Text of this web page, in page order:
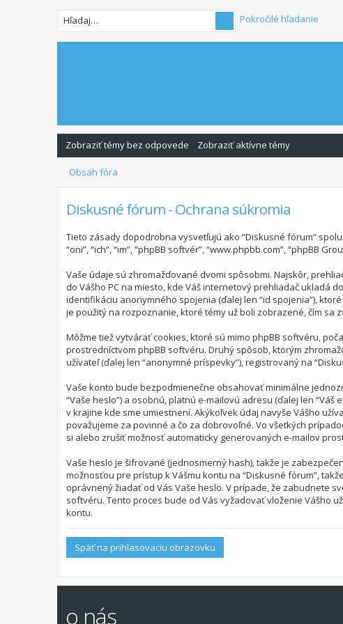
Pokročilé hľadanie
Zobraziť témy bez odpovede Zobraziť aktívne témy
Obsah fóra
Diskusné fórum - Ochrana súkromia
Tieto zásady dopodrobna vysvetľujú ako “Diskusné fórum”
“oni”, “ich”, “im”, “phpBB softvér”, “www.phpbb.com”, “phpBB
Vaše údaje sú zhromažďované dvomi spôsobmi. Najskôr,
do Vášho PC na miesto, kde Váš internetový prehliadač ukladá
identifikáciu anonymného spojenia (ďalej len “id spojenia”),
je použitý na rozpoznanie, ktoré témy už boli zobrazené, čím sa
Môžme tiež vytvárať cookies, ktoré sú mimo phpBB softvéru,
prostredníctvom phpBB softvéru. Druhý spôsob, ktorým
užívateľ (ďalej len “anonymné príspevky”), registrovaný na
Vaše konto bude bezpodmienečne obsahovať minimálne
“Vaše heslo”) a osobnú, platnú e-mailovú adresu (ďalej len
v krajine kde sme umiestnení. Akýkoľvek údaj navyše Vášho
považujeme za povinné a čo za dobrovoľné. Vo všetkých
si alebo zrušiť možnosť automaticky generovaných e-mailov
Vaše heslo je šifrované (jednosmerný hash), takže je
možnosťou pre prístup k Vášmu kontu na “Diskusné fórum”,
oprávnený žiadať od Vás Vaše heslo. V prípade, že zabudnete
softvéru. Tento proces bude od Vás vyžadovať vloženie Vášho
kontu.
Späť na prihlasovaciu obrazovku
o nás